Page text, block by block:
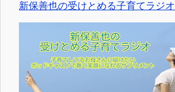
新保善也の受けとめる子育てラジオ